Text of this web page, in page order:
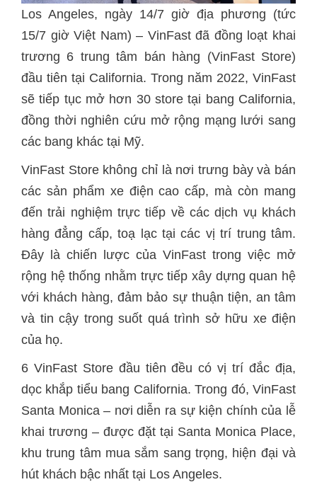
Los Angeles, ngày 14/7 giờ địa phương (tức
15/7 giờ Việt Nam) – VinFast đã đồng loạt khai
trương 6 trung tâm bán hàng (VinFast Store)
đầu tiên tại California. Trong năm 2022, VinFast
sẽ tiếp tục mở hơn 30 store tại bang California,
đồng thời nghiên cứu mở rộng mạng lưới sang
các bang khác tại Mỹ.
VinFast Store không chỉ là nơi trưng bày và bán
các sản phẩm xe điện cao cấp, mà còn mang
đến trải nghiệm trực tiếp về các dịch vụ khách
hàng đẳng cấp, toạ lạc tại các vị trí trung tâm.
Đây là chiến lược của VinFast trong việc mở
rộng hệ thống nhằm trực tiếp xây dựng quan hệ
với khách hàng, đảm bảo sự thuận tiện, an tâm
và tin cậy trong suốt quá trình sở hữu xe điện
của họ.
6 VinFast Store đầu tiên đều có vị trí đắc địa,
dọc khắp tiểu bang California. Trong đó, VinFast
Santa Monica – nơi diễn ra sự kiện chính của lễ
khai trương – được đặt tại Santa Monica Place,
khu trung tâm mua sắm sang trọng, hiện đại và
hút khách bậc nhất tại Los Angeles.